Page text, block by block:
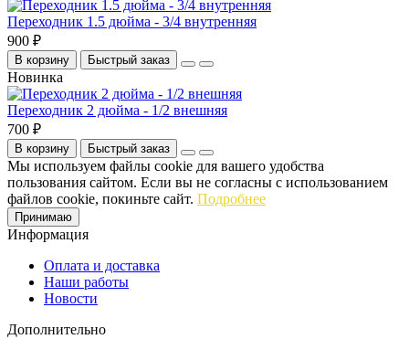
Переходник 1.5 дюйма - 3/4 внутренняя
900 ₽
В корзину Быстрый заказ
Новинка
Переходник 2 дюйма - 1/2 внешняя
700 ₽
В корзину Быстрый заказ
Мы используем файлы cookie для вашего удобства
пользования сайтом. Если вы не согласны с использованием
файлов cookie, покиньте сайт. Подробнее
Принимаю
Информация
Оплата и доставка
Наши работы
Новости
Дополнительно